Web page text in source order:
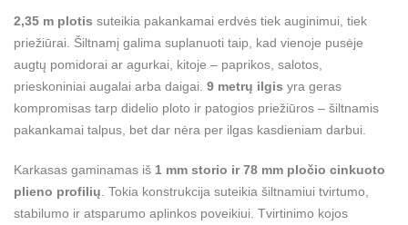
2,35 m plotis suteikia pakankamai erdvės tiek auginimui, tiek
priežiūrai. Šiltnamį galima suplanuoti taip, kad vienoje pusėje
augtų pomidorai ar agurkai, kitoje – paprikos, salotos,
prieskoniniai augalai arba daigai. 9 metrų ilgis yra geras
kompromisas tarp didelio ploto ir patogios priežiūros – šiltnamis
pakankamai talpus, bet dar nėra per ilgas kasdieniam darbui.
Karkasas gaminamas iš 1 mm storio ir 78 mm pločio cinkuoto
plieno profilių . Tokia konstrukcija suteikia šiltnamiui tvirtumo,
stabilumo ir atsparumo aplinkos poveikiui. Tvirtinimo kojos